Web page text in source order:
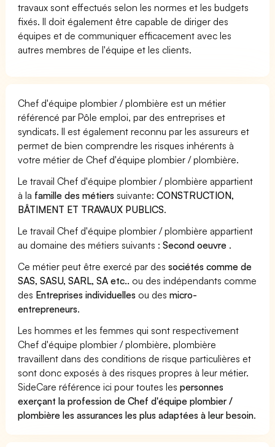
travaux sont effectués selon les normes et les budgets
fixés. Il doit également être capable de diriger des
équipes et de communiquer efficacement avec les
autres membres de l'équipe et les clients.
Chef d'équipe plombier / plombière est un métier
référencé par Pôle emploi, par des entreprises et
syndicats. Il est également reconnu par les assureurs et
permet de bien comprendre les risques inhérents à
votre métier de Chef d'équipe plombier / plombière.
Le travail Chef d'équipe plombier / plombière appartient
à la famille des métiers suivante:CONSTRUCTION,
BÂTIMENT ET TRAVAUX PUBLICS.
Le travail Chef d'équipe plombier / plombière appartient
au domaine des métiers suivants :Second oeuvre .
Ce métier peut être exercé par dessociétés comme de
SAS, SASU, SARL, SA etc.. ou des indépendants comme
des Entreprises individuelles ou desmicro-
entrepreneurs.
Les hommes et les femmes qui sont respectivement
Chef d'équipe plombier / plombière, plombière
travaillent dans des conditions de risque particulières et
sont donc exposés à des risques propres à leur métier.
SideCare référence ici pour toutes lespersonnes
exerçant la profession de Chef d'équipe plombier /
plombière les assurances les plus adaptées à leur besoin.